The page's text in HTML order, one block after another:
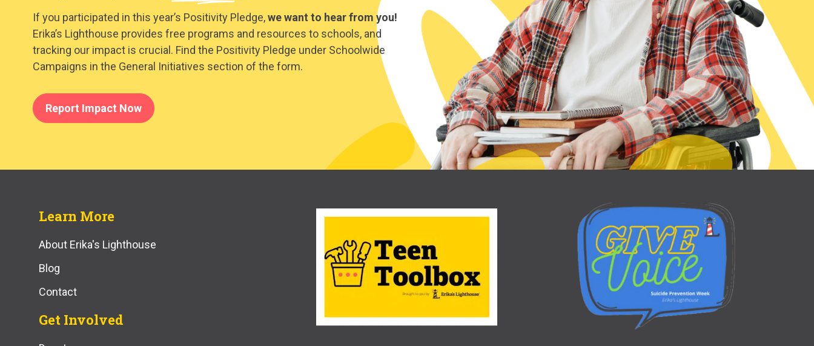
If you participated in this year’s Positivity Pledge,we want to hear from you!
Erika’s Lighthouse provides free programs and resources to schools, and
tracking our impact is crucial. Find the Positivity Pledge under Schoolwide
Campaigns in the General Initiatives section of the form.
Report Impact Now
Learn More
About Erika's Lighthouse
Blog
Contact
Get Involved